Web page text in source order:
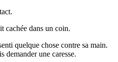
cachée dans un coin.
quelque chose contre sa main.
demander une caresse.